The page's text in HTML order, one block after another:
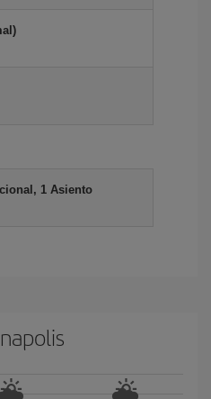
1 Asiento